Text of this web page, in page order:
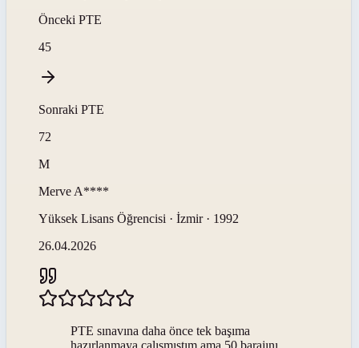
Önceki PTE
45
Sonraki PTE
72
M
Merve A****
Yüksek Lisans Öğrencisi · İzmir · 1992
26.04.2026
PTE sınavına daha önce tek başıma
hazırlanmaya çalışmıştım ama 50 barajını